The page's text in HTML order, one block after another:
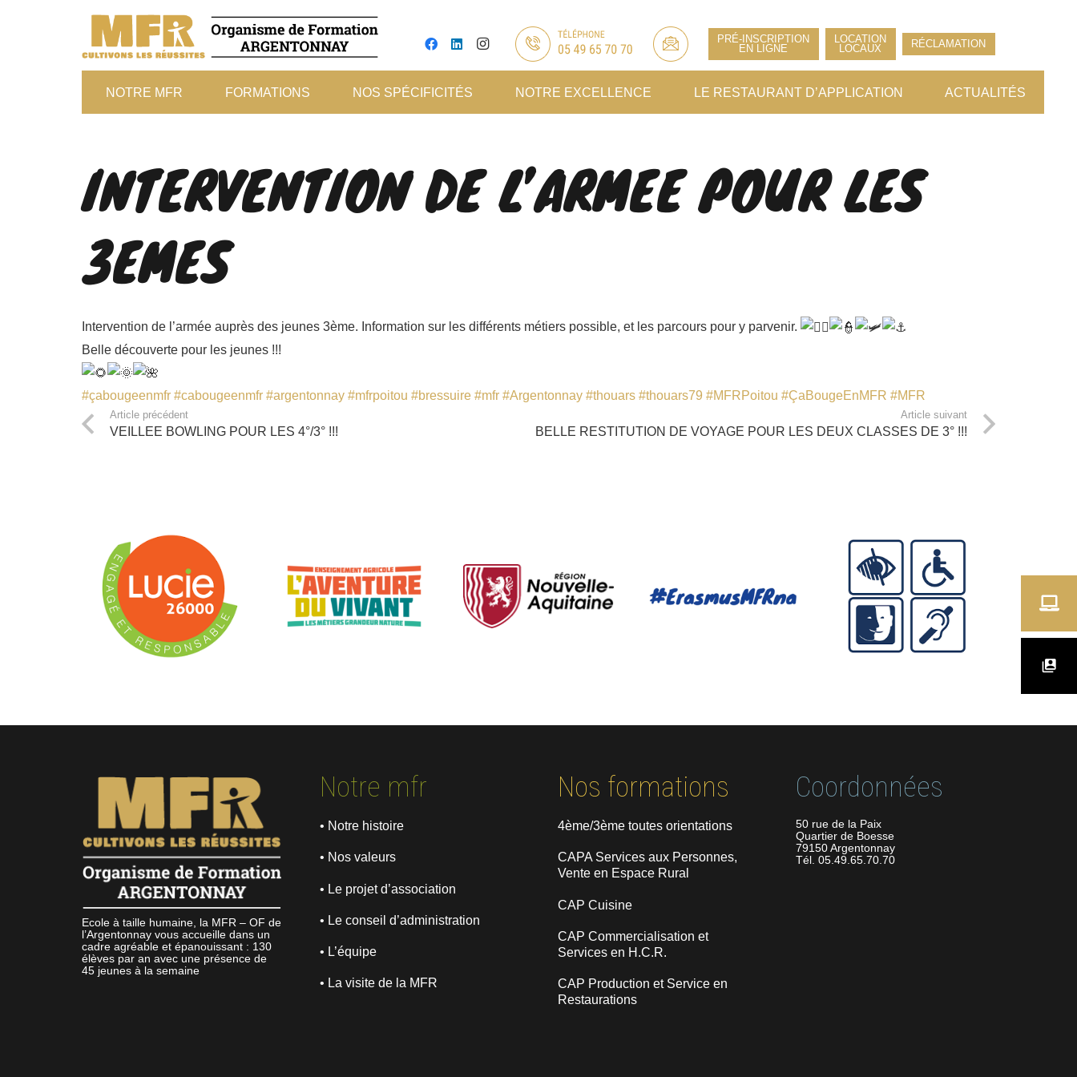
PRÉ-INSCRIPTION
EN LIGNE
LOCATION
LOCAUX
RÉCLAMATION
NOTRE MFR FORMATIONS NOS SPÉCIFICITÉS NOTRE EXCELLENCE LE RESTAURANT D’APPLICATION ACTUALITÉS
INTERVENTION DE L’ARMEE POUR LES
3EMES
Intervention de l’armée auprès des jeunes 3ème. Information sur les différents métiers possible, et les parcours pour y parvenir.
Belle découverte pour les jeunes !!!
#çabougeenmfr #cabougeenmfr #argentonnay #mfrpoitou #bressuire #mfr #Argentonnay #thouars #thouars79 #MFRPoitou #ÇaBougeEnMFR #MFR
Article précédent
VEILLEE BOWLING POUR LES 4°/3° !!!
Article suivant
BELLE RESTITUTION DE VOYAGE POUR LES DEUX CLASSES DE 3° !!!
Ecole à taille humaine, la MFR – OF de
l’Argentonnay vous accueille dans un
cadre agréable et épanouissant : 130
élèves par an avec une présence de
45 jeunes à la semaine
Notre mfr
• Notre histoire
• Nos valeurs
• Le projet d’association
• Le conseil d’administration
• L’équipe
• La visite de la MFR
Nos formations
4ème/3ème toutes orientations
CAPA Services aux Personnes,
Vente en Espace Rural
CAP Cuisine
CAP Commercialisation et
Services en H.C.R.
CAP Production et Service en
Restaurations
Coordonnées
50 rue de la Paix
Quartier de Boesse
79150 Argentonnay
Tél. 05.49.65.70.70